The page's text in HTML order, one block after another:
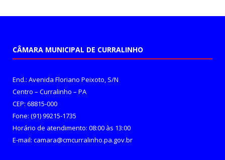
CÂMARA MUNICIPAL DE CURRALINHO
End.: Avenida Floriano Peixoto, S/N
Centro – Curralinho – PA
CEP: 68815-000
Fone: (91) 99215-1735
Horário de atendimento: 08:00 às 13:00
E-mail: camara@cmcurralinho.pa.gov.br